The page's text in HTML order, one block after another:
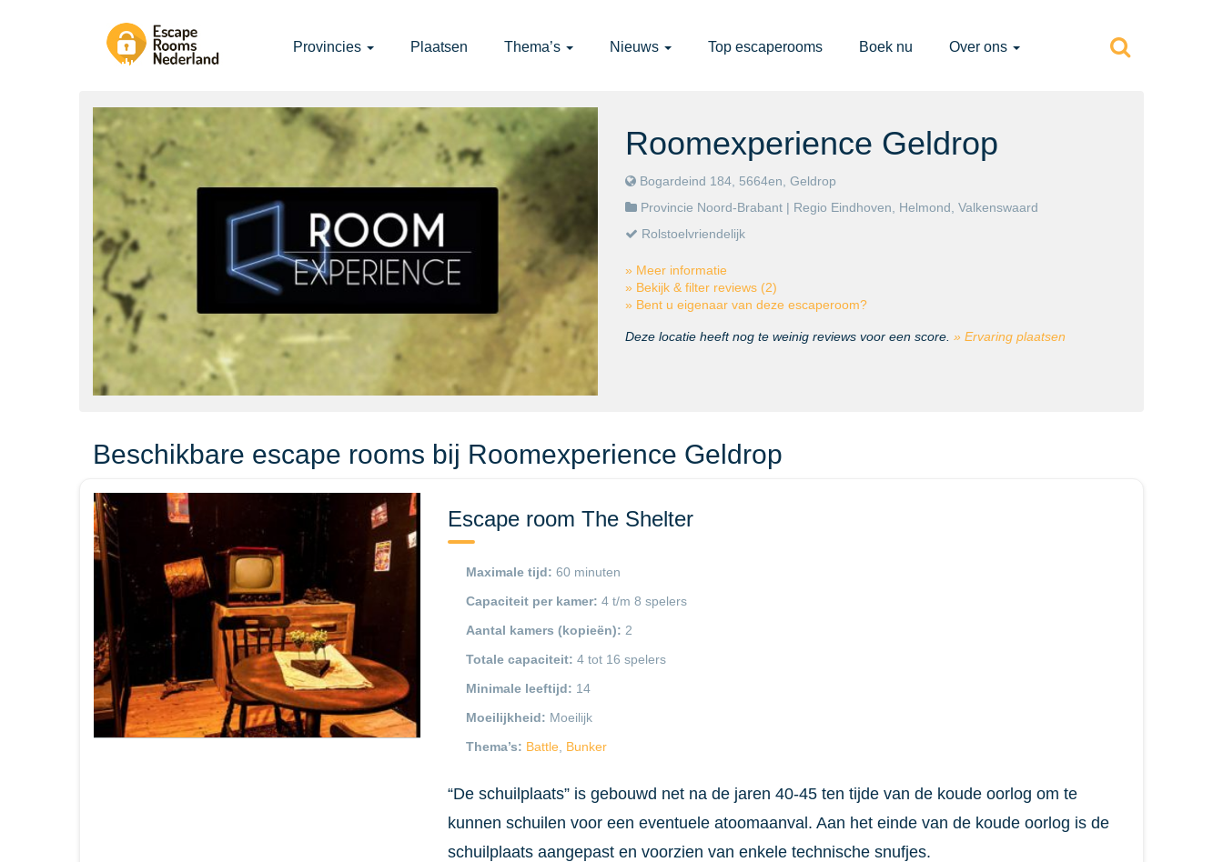
Provincies Plaatsen Thema’s Nieuws Top escaperooms Boek nu Over ons
Roomexperience Geldrop
Bogardeind 184, 5664en, Geldrop
Provincie Noord-Brabant | Regio Eindhoven Helmond Valkenswaard
Rolstoelvriendelijk
» Meer informatie
» Bekijk & filter reviews (2)
» Bent u eigenaar van deze escaperoom?
Deze locatie heeft nog te weinig reviews voor een score. » Ervaring plaatsen
Beschikbare escape rooms bij Roomexperience Geldrop
Escape room The Shelter
Maximale tijd:60 minuten
Capaciteit per kamer:4 t/m 8 spelers
Aantal kamers (kopieën): 2
Totale capaciteit:4 tot 16 spelers
Minimale leeftijd: 14
Moeilijkheid: Moeilijk
Thema’s: Battle Bunker
“De schuilplaats” is gebouwd net na de jaren 40-45 ten tijde van de koude oorlog om te
kunnen schuilen voor een eventuele atoomaanval. Aan het einde van de koude oorlog is de
schuilplaats aangepast en voorzien van enkele technische snufjes.